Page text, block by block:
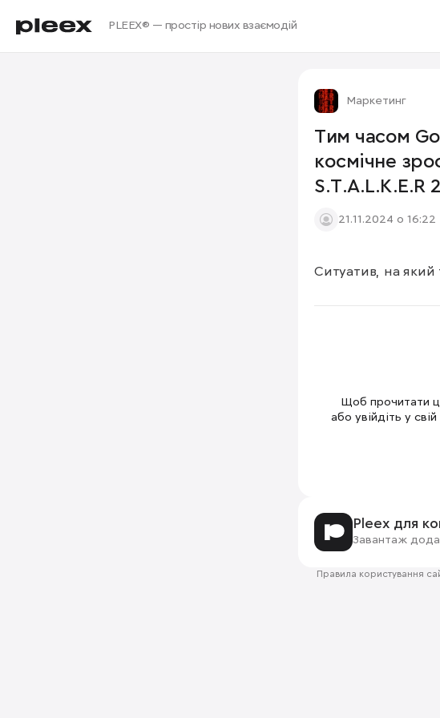
PLEEX® — простір нових взаємодій
Маркетинг
Тим часом
космічне
S.T.A.L.K.E.R 2
21.11.2024 о 16:22
Ситуатив, на який
Щоб прочитати
або увійдіть у
Pleex для
Завантаж
Правила користування